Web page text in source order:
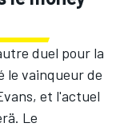
duel pour la
le vainqueur de
, et l'actuel
Le